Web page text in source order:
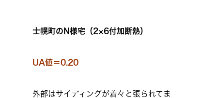
士幌町のN様宅（2×6付加断熱）
UA値＝0.20
外部はサイディングが着々と張られてま